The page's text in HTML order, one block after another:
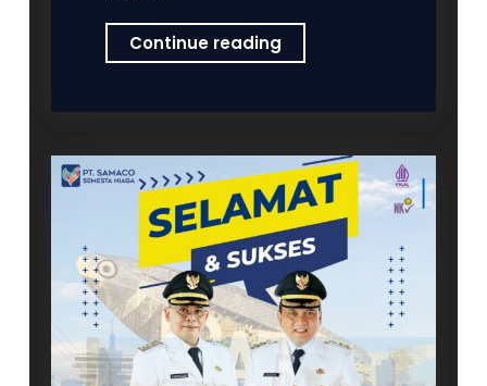
Continue readingPT
Samaco
Mengucapkan
Selamat
Menunaikan
Ibadah
Puasa
Ramadan
1446
Hijriah